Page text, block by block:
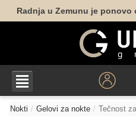
Radnja u Zemunu je
Nokti Gelovi za nokte Tečnost